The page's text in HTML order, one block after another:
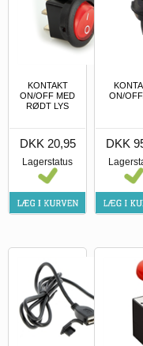
KONTAKT
ON/OFF MED
RØDT LYS
DKK 20,95
Lagerstatus
ON/
DKK